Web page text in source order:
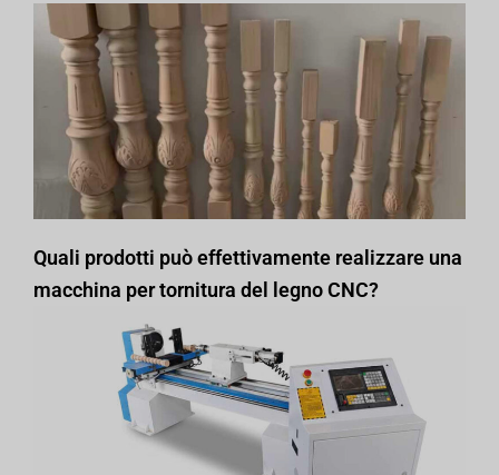
Quali prodotti può effettivamente realizzare una
macchina per tornitura del legno CNC?